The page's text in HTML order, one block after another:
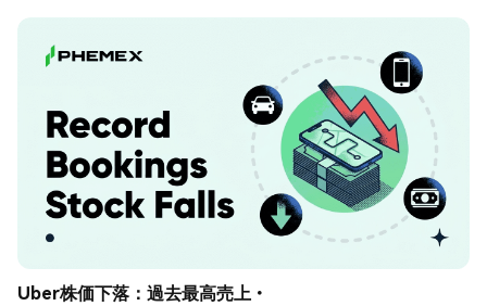
Uber株価下落：過去最高売上・